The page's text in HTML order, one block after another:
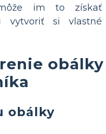
im to získať
vytvoriť si vlastné
obálky
obálky